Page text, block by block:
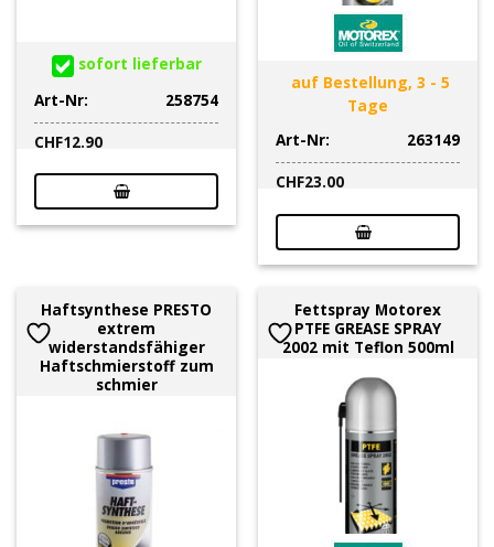
sofort lieferbar
Art-Nr:
258754
CHF12.90
auf Bestellung, 3 - 5
Tage
Art-Nr:
263149
CHF23.00
Haftsynthese PRESTO
extrem
widerstandsfähiger
Haftschmierstoff zum
schmier
Fettspray Motorex
PTFE GREASE SPRAY
2002 mit Teflon 500ml